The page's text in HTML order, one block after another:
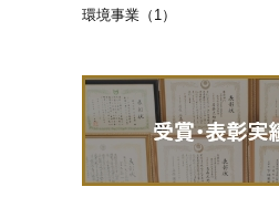
環境事業（1）